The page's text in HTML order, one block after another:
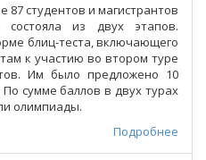
87 студентов и магистрантов
состояла из двух этапов.
блиц-теста, включающего
к участию во втором туре
Им было предложено 10
сумме баллов в двух турах
олимпиады.
Подробнее